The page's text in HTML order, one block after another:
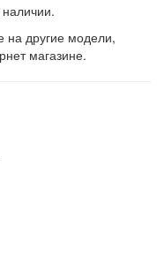
на другие модели,
магазине.